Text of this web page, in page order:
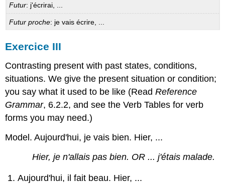
Futur: j'écrirai, ...
Futur proche: je vais écrire, ...
Exercice III
Contrasting present with past states, conditions,
situations. We give the present situation or condition;
you say what it used to be like (ReadReference
Grammar, 6.2.2, and see the Verb Tables for verb
forms you may need.)
Model. Aujourd'hui, je vais bien. Hier, ...
Hier, je n'allais pas bien. OR ... j'étais malade.
Aujourd'hui, il fait beau. Hier, ...